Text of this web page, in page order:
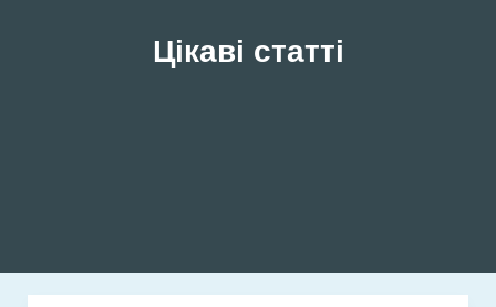
Цікаві статті